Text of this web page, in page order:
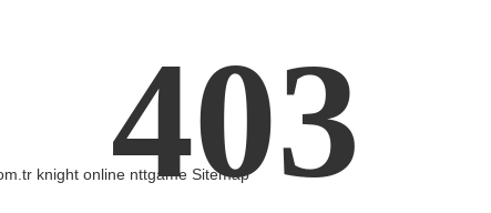
knight online nttgame Sitemap
403